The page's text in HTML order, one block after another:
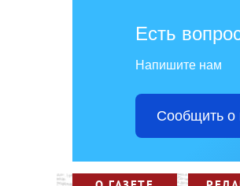
Есть
Напишите нам
Сообщить о